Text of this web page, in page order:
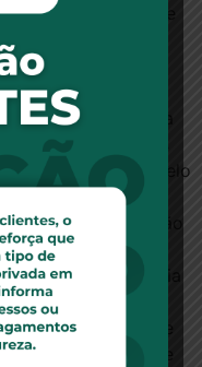
boas práticas de
e puerpério, e
bebê.
ter o efeito
se tornem ainda
interpretações
seja reconhecida pelo
uma explícita
mulheres que são
vítimas de violência
ato de
em sua missão de
o assunto, além de